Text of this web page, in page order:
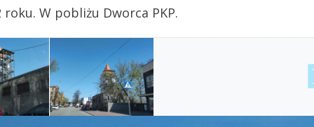
W pobliżu Dworca PKP.